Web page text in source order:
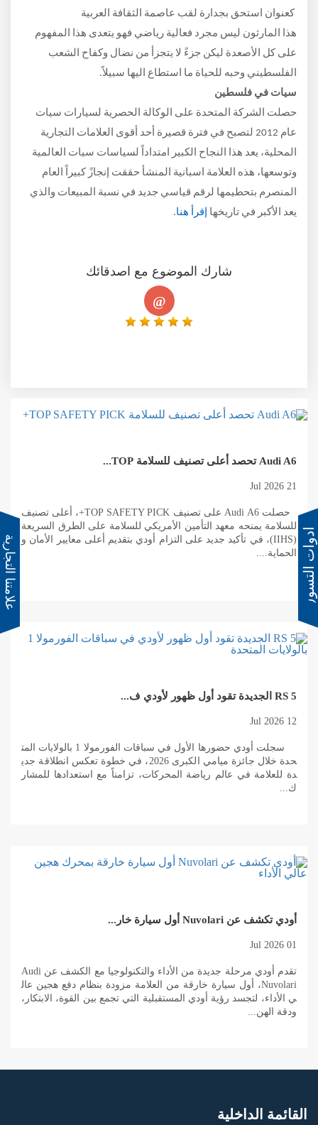
كعنوان استحق بجدارة لقب عاصمة الثقافة العربية
هذا المارثون ليس مجرد فعالية رياضي فهو يتعدى هذا المفهوم
على كل الأصعدة ليكن جزءً لا يتجزأ من نضال وكفاح الشعب
الفلسطيني وحبه للحياة ما استطاع اليها سبيلاً.
سيات في فلسطين
حصلت الشركة المتحدة على الوكالة الحصرية لسيارات سيات
عام 2012 لتصبح في فترة قصيرة أحد أقوى العلامات التجارية
المحلية، يعد هذا النجاح الكبير امتداداً لسياسات سيات العالمية
وتوسعها، هذه العلامة اسبانية المنشأ حققت إنجازً كبيراً العام
المنصرم بتحطيمها لرقم قياسي جديد في نسبة المبيعات والذي
يعد الأكبر في تاريخها إقرأ هنا.
شارك الموضوع مع اصدقائك
@
Audi A6 تحصد أعلى تصنيف للسلامة TOP...
21 Jul 2026
حصلت Audi A6 على تصنيف TOP SAFETY PICK+، أعلى تصنيف
للسلامة يمنحه معهد التأمين الأمريكي للسلامة على الطرق السريعة
(IIHS)، في تأكيد جديد على التزام أودي بتقديم أعلى معايير الأمان و
الحماية....
RS 5 الجديدة تقود أول ظهور لأودي ف...
12 Jul 2026
سجلت أودي حضورها الأول في سباقات الفورمولا 1 بالولايات المت
حدة خلال جائزة ميامي الكبرى 2026، في خطوة تعكس انطلاقة جدي
دة للعلامة في عالم رياضة المحركات، تزامناً مع استعدادها للمشار
ك...
أودي تكشف عن Nuvolari أول سيارة خار...
01 Jul 2026
تقدم أودي مرحلة جديدة من الأداء والتكنولوجيا مع الكشف عن Audi
Nuvolari، أول سيارة خارقة من العلامة مزودة بنظام دفع هجين عال
ي الأداء، لتجسد رؤية أودي المستقبلية التي تجمع بين القوة، الابتكار،
ودقة الهن...
القائمة الداخلية
ادوات التسوق